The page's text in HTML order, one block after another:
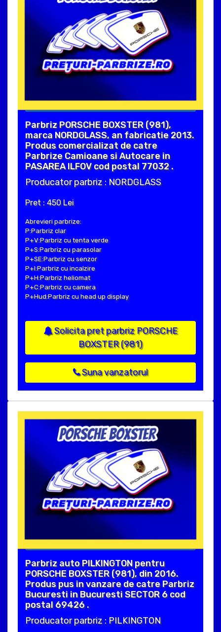
Parbriz PORSCHE BOXSTER (981),
marca NORDGLASS, an fabricatie 2013.
Produs comercializat de catre
Parbrize Camioane si Autocare in
PASAREA ILFOV cod postal 77032 .
Producator parbriz : NORDGLASS
Pret : 450 Lei
Abrevieri parbrize:
P:Parbriz clar
P+V:Parbriz cu tenta verde
P+S:Parbriz cu parasolar
P+SE:Parbriz cu senzor
P+I:Parbriz cu incalzire
P+H:Parbriz heliomat
P+C:Parbriz cu camera
P+Hud:Parbriz cu head up display
Solicita pret parbriz PORSCHE
BOXSTER (981)
Suna vanzatorul
Parbriz auto PILKINGTON pentru
PORSCHE BOXSTER (981), din 2016.
Produs pus in vanzare de catre Parbriz
Bucuresti in Bucuresti SECTOR 6 cod
postal 69426 .
Producator parbriz : PILKINGTON